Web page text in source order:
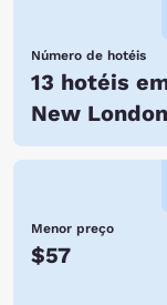
Número de hotéis
13 hotéis
New London
Menor preço
$57